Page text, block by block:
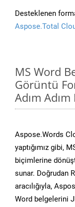
Desteklenen
Aspose.Total
MS Word
Görüntü
Adım Adım
Aspose.Words
yaptığımız gibi,
biçimlerine
sunar. Doğrudan
aracılığıyla,
Word belgelerini